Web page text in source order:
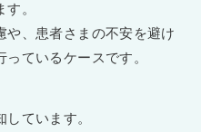
。
や、患者さまの不安を避け
ているケースです。
ています。